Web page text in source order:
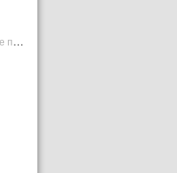
«Спартак: Дом Ашура» отменили после первого сезона | Plugged In Ru